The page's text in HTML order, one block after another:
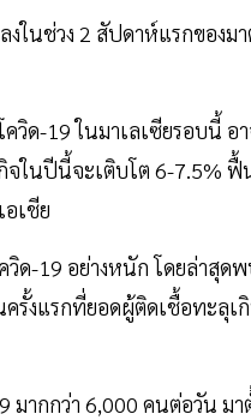
ในช่วง 2 สัปดาห์แรกของม
วิด-19 ในมาเลเซียรอบนี้
จในปีนี้จะเติบโต 6-7.5%
เชีย
ด-19 อย่างหนัก โดยล่าสุ
รั้งแรกที่ยอดผู้ติดเชื้อทะลุ
มากกว่า 6,000 คนต่อวัน